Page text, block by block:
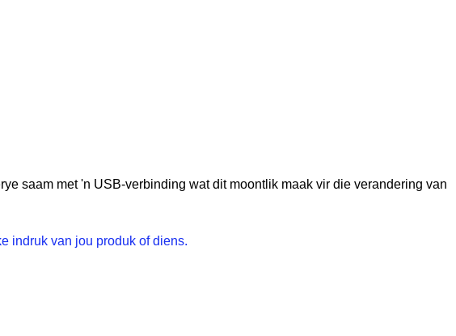
saam met 'n USB-verbinding wat dit moontlik maak vir die verandering van
indruk van jou produk of diens.